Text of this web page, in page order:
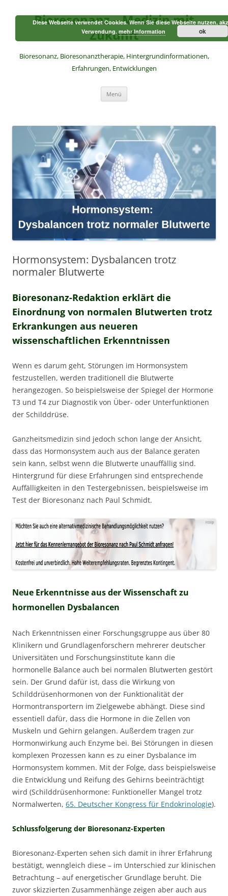
springenBioresonanz – Medizin mit
Zukunft
Bioresonanz, Bioresonanztherapie, Hintergrundinformationen,
Erfahrungen, Entwicklungen
Menü
Hormonsystem: Dysbalancen trotz
normaler Blutwerte
Bioresonanz-Redaktion erklärt die
Einordnung von normalen Blutwerten trotz
Erkrankungen aus neueren
wissenschaftlichen Erkenntnissen
Wenn es darum geht, Störungen im Hormonsystem
festzustellen, werden traditionell die Blutwerte
herangezogen. So beispielsweise der Spiegel der Hormone
T3 und T4 zur Diagnostik von Über- oder Unterfunktionen
der Schilddrüse.
Ganzheitsmedizin sind jedoch schon lange der Ansicht,
dass das Hormonsystem auch aus der Balance geraten
sein kann, selbst wenn die Blutwerte unauffällig sind.
Hintergrund für diese Erfahrungen sind entsprechende
Auffälligkeiten in den Testergebnissen, beispielsweise im
Test der Bioresonanz nach Paul Schmidt.
Neue Erkenntnisse aus der Wissenschaft zu
hormonellen Dysbalancen
Nach Erkenntnissen einer Forschungsgruppe aus über 80
Klinikern und Grundlagenforschern mehrerer deutscher
Universitäten und Forschungsinstitute kann die
hormonelle Balance auch bei normalen Blutwerten gestört
sein. Der Grund dafür ist, dass die Wirkung von
Schilddrüsenhormonen von der Funktionalität der
Hormontransportern im Zielgewebe abhängt. Diese sind
essentiell dafür, dass die Hormone in die Zellen von
Muskeln und Gehirn gelangen. Außerdem tragen zur
Hormonwirkung auch Enzyme bei. Bei Störungen in diesen
komplexen Prozessen kann es zu einer Dysbalance im
Hormonsystem kommen. Mit der Folge, dass beispielsweise
die Entwicklung und Reifung des Gehirns beeinträchtigt
wird (Schilddrüsenhormone: Funktioneller Mangel trotz
Normalwerten, 65. Deutscher Kongress für Endokrinologie).
Schlussfolgerung der Bioresonanz-Experten
Bioresonanz-Experten sehen sich damit in ihrer Erfahrung
bestätigt, wenngleich diese – im Unterschied zur klinischen
Betrachtung – auf energetischer Grundlage beruht. Die
zuvor skizzierten Zusammenhänge zeigen aber auch aus
Diese Webseite verwendet Cookies. Wenn Sie diese Webseite nutzen,
Verwendung.mehr Information ok